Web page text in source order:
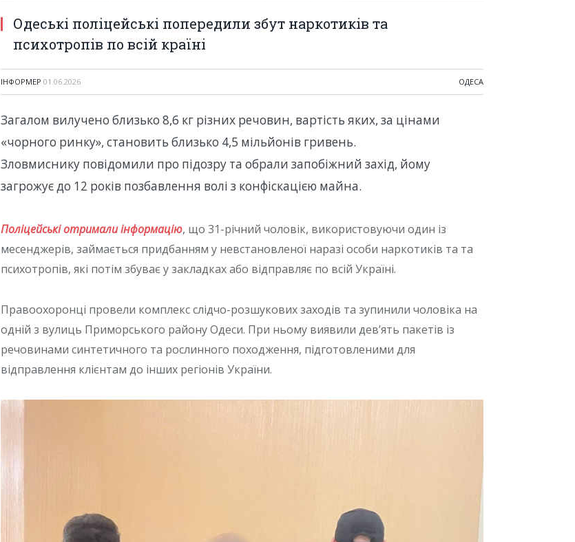
Одеські поліцейські попередили збут наркотиків та
психотропів по всій країні
ІНФОРМЕР 01.06.2026 ОДЕСА
Загалом вилучено близько 8,6 кг різних речовин, вартість яких, за цінами
«чорного ринку», становить близько 4,5 мільйонів гривень.
Зловмиснику повідомили про підозру та обрали запобіжний захід, йому
загрожує до 12 років позбавлення волі з конфіскацією майна.
Поліцейські отримали інформацію, що 31-річний чоловік, використовуючи один із
месенджерів, займається придбанням у невстановленої наразі особи наркотиків та та
психотропів, які потім збуває у закладках або відправляє по всій Україні.
Правоохоронці провели комплекс слідчо-розшукових заходів та зупинили чоловіка на
одній з вулиць Приморського району Одеси. При ньому виявили дев’ять пакетів із
речовинами синтетичного та рослинного походження, підготовленими для
відправлення клієнтам до інших регіонів України.